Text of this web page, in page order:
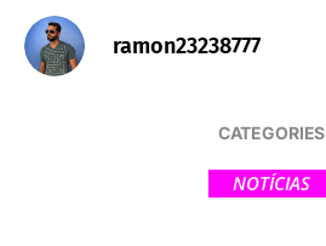
ramon23238777
CATEGORIES
NOTÍCIAS